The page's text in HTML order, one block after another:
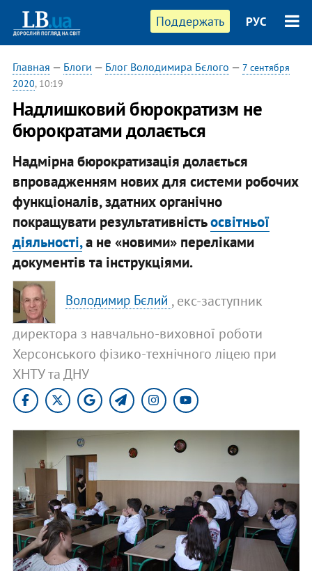
Поддержать РУС
Главная — Блоги — Блог Володимира Бєлого — 7 сентября
2020, 10:19
Надлишковий бюрократизм не
бюрократами долається
Надмірна бюрократизація долається
впровадженням нових для системи робочих
функціоналів, здатних органічно
покращувати результативністьосвітньої
діяльності,а не «новими» переліками
документів та інструкціями.
Володимир Бєлий , екс-заступник
директора з навчально-виховної роботи
Херсонського фізико-технічного ліцею при
ХНТУ та ДНУ